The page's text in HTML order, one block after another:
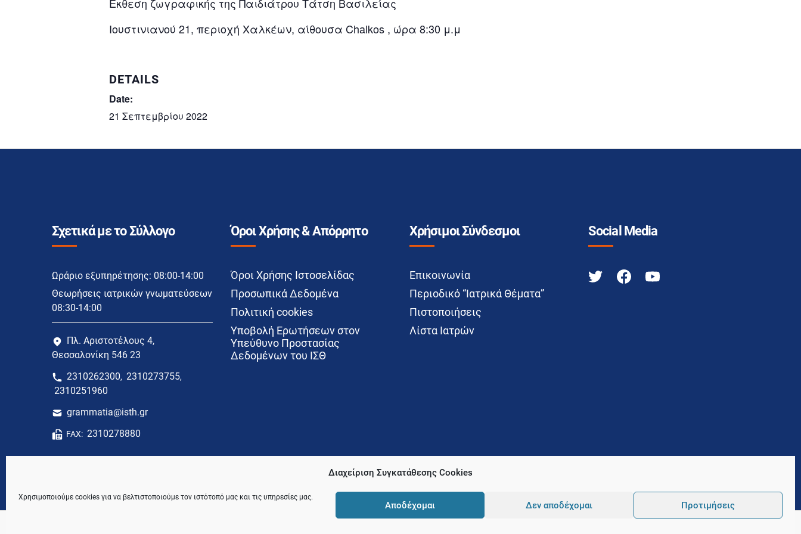
Διαχείριση Συγκατάθεσης Cookies
Χρησιμοποιούμε cookies για να βελτιστοποιούμε τον ιστότοπό μας και τις υπηρεσίες μας.
Αποδέχομαι Δεν αποδέχομαι Προτιμήσεις
Ιουστινιανού 21, περιοχή Χαλκέων, αίθουσα Chalkos , ώρα 8:30 μ.μ
DETAILS
Date:
21 Σεπτεμβρίου 2022
Σχετικά με το Σύλλογο
Ωράριο εξυπηρέτησης: 08:00-14:00
Θεωρήσεις ιατρικών γνωματεύσεων
08:30-14:00
Πλ. Αριστοτέλους 4,
Θεσσαλονίκη 546 23
2310262300, 2310273755,
2310251960
grammatia@isth.gr
FAX: 2310278880
Όροι Χρήσης & Απόρρητο
Όροι Χρήσης Ιστοσελίδας
Προσωπικά Δεδομένα
Πολιτική cookies
Υποβολή Ερωτήσεων στον
Υπεύθυνο Προστασίας
Δεδομένων του ΙΣΘ
Χρήσιμοι Σύνδεσμοι
Επικοινωνία
Περιοδικό “Ιατρικά Θέματα”
Πιστοποιήσεις
Λίστα Ιατρών
Social Media